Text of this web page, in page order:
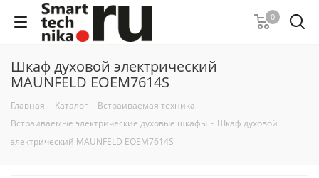
0
Шкаф духовой электрический
MAUNFELD EOEM7614S
Главная - Каталог - Встраиваемая техника -
Встраиваемые электрические духовые шкафы - Шкаф духовой
электрический MAUNFELD EOEM7614S